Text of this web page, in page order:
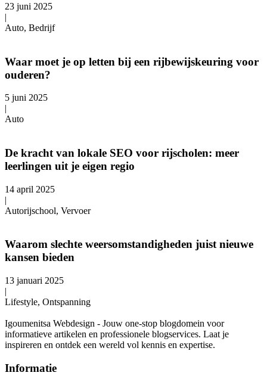
23 juni 2025
|
Auto, Bedrijf
Waar moet je op letten bij een rijbewijskeuring voor
ouderen?
5 juni 2025
|
Auto
De kracht van lokale SEO voor rijscholen: meer
leerlingen uit je eigen regio
14 april 2025
|
Autorijschool, Vervoer
Waarom slechte weersomstandigheden juist nieuwe
kansen bieden
13 januari 2025
|
Lifestyle, Ontspanning
Igoumenitsa Webdesign - Jouw one-stop blogdomein voor
informatieve artikelen en professionele blogservices. Laat je
inspireren en ontdek een wereld vol kennis en expertise.
Informatie